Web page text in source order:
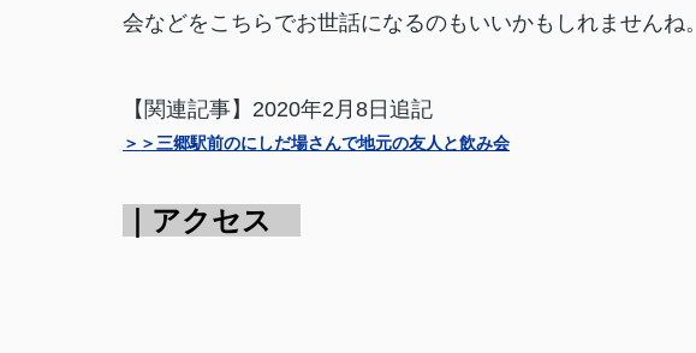
会などをこちらでお世話になるのもいいかもしれませんね。
【関連記事】2020年2月8日追記
＞＞三郷駅前のにしだ場さんで地元の友人と飲み会
｜アクセス